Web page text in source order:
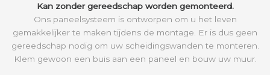
Kan zonder gereedschap worden gemonteerd.
Ons paneelsysteem is ontworpen om u het leven
gemakkelijker te maken tijdens de montage. Er is dus geen
gereedschap nodig om uw scheidingswanden te monteren.
Klem gewoon een buis aan een paneel en bouw uw muur.